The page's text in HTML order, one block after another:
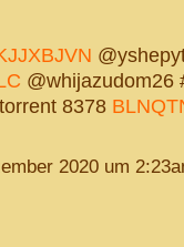
@whijazudom26
8378
2020 um